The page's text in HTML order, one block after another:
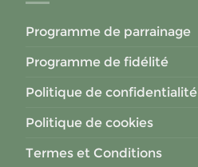
Programme de parrainage
Programme de fidélité
Politique de confidentialité
Politique de cookies
Termes et Conditions